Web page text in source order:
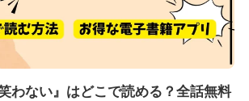
わない』はどこで読める？全話無料